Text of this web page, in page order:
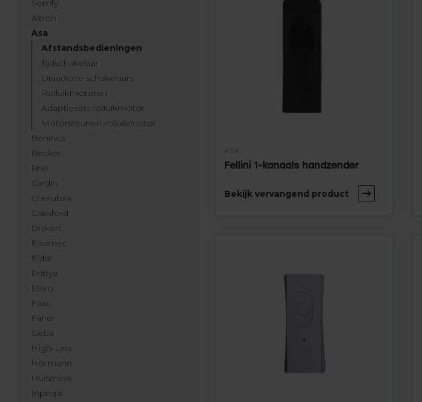
Somfy
Altron
Asa
Afstandsbedieningen
Tijdschakelaar
Draadloze schakelaars
Rolluikmotoren
Adaptiesets rolluikmotor
Motorsteunen rolluikmotor
Beninca
Becker
Brel
Cardin
Cherubini
Crawford
Dickert
Elsamec
Eldat
Entrya
Elero
Faac
Faher
Geba
High-Line
Hörmann
Huismerk
Inprojal
ASA
Fellini 1-kanaals handzender
Bekijk vervangend product